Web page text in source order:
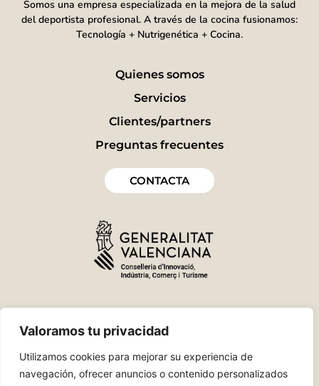
Valoramos tu privacidad
Utilizamos cookies para mejorar su experiencia de
navegación, ofrecer anuncios o contenido personalizados
Somos una empresa especializada en la mejora de la salud
del deportista profesional. A través de la cocina fusionamos:
Tecnología + Nutrigenética + Cocina.
Quienes somos
Servicios
Clientes/partners
Preguntas frecuentes
CONTACTA